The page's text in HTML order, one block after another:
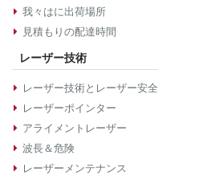
我々はに出荷場所
見積もりの配達時間
レーザー技術
レーザー技術とレーザー安全
レーザーポインター
アライメントレーザー
波長＆危険
レーザーメンテナンス